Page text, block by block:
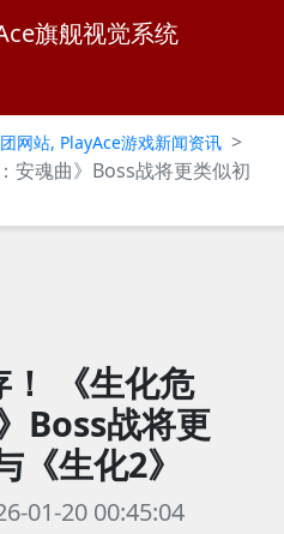
旗舰视觉系统
网站, PlayAce游戏新闻资讯 >
安魂曲》Boss战将更类似初
《生化危
Boss战将更
《生化2》
01-20 00:45:04